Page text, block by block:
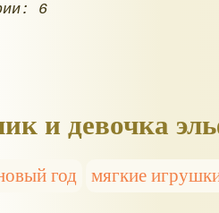
6
и девочка
год мягкие